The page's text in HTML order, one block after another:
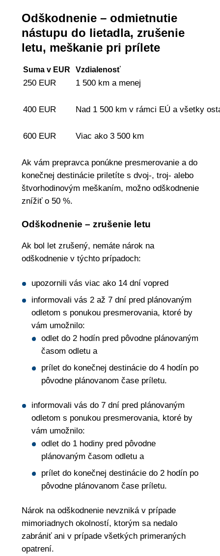
Odškodnenie – odmietnutie
nástupu do lietadla, zrušenie
letu, meškanie pri prílete
Suma v EUR Vzdialenosť
250 EUR 1 500 km a menej
400 EUR Nad 1 500 km v rámci EÚ a všetky
600 EUR Viac ako 3 500 km
Ak vám prepravca ponúkne presmerovanie a do
konečnej destinácie priletíte s dvoj-, troj- alebo
štvorhodinovým meškaním, možno odškodnenie
znížiť o 50 %.
Odškodnenie – zrušenie letu
Ak bol let zrušený, nemáte nárok na
odškodnenie v týchto prípadoch:
upozornili vás viac ako 14 dní vopred
informovali vás 2 až 7 dní pred plánovaným
odletom s ponukou presmerovania, ktoré by
vám umožnilo:
odlet do 2 hodín pred pôvodne plánovaným
časom odletu a
prílet do konečnej destinácie do 4 hodín po
pôvodne plánovanom čase príletu.
informovali vás do 7 dní pred plánovaným
odletom s ponukou presmerovania, ktoré by
vám umožnilo:
odlet do 1 hodiny pred pôvodne
plánovaným časom odletu a
prílet do konečnej destinácie do 2 hodín po
pôvodne plánovanom čase príletu.
Nárok na odškodnenie nevzniká v prípade
mimoriadnych okolností, ktorým sa nedalo
zabrániť ani v prípade všetkých primeraných
opatrení.